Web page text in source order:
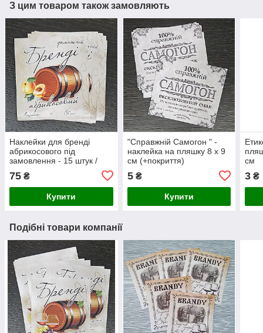
З цим товаром також замовляють
Наклейки для бренді
абрикосового під
замовлення - 15 штук /
75 ₴
Купити
"Справжній Самогон " -
наклейка на пляшку 8 х 9
см (+покриття)
5₴
Купити
см
3 ₴
Подібні товари компанії